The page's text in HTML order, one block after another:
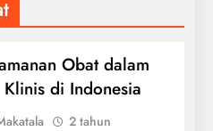
Obat dalam
Klinis di Indonesia
2 tahun